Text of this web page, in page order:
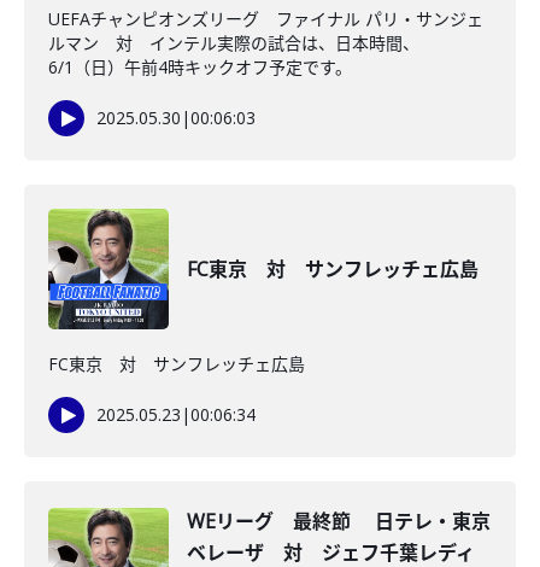
UEFAチャンピオンズリーグ ファイナル パリ・サンジェ
ルマン 対 インテル実際の試合は、日本時間、
6/1（日）午前4時キックオフ予定です。
2025.05.30 |00:06:03
FC東京 対 サンフレッチェ広島
FC東京 対 サンフレッチェ広島
2025.05.23 |00:06:34
WEリーグ 最終節 日テレ・東京
ベレーザ 対 ジェフ千葉レディ